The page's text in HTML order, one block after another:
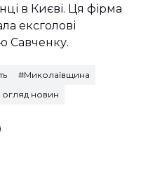
в Києві. Ця фірма
ексголові
Савченку.
#Миколаївщина
новин